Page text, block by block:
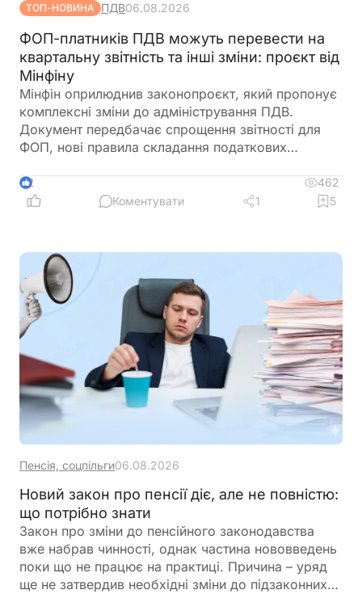
ТОП-НОВИНА ПДВ06.08.2026
ФОП-платників ПДВ можуть перевести на
квартальну звітність та інші зміни: проєкт від
Мінфіну
Мінфін оприлюднив законопроєкт, який пропонує
комплексні зміни до адміністрування ПДВ.
Документ передбачає спрощення звітності для
ФОП, нові правила складання податкових
бюджетного відшкодування та запровадження
квартального звітного періоду для підприємців –
2
462
Коментувати
1 5
Пенсія, соцпільги06.08.2026
Новий закон про пенсії діє, але не повністю:
що потрібно знати
Закон про зміни до пенсійного законодавства
вже набрав чинності, однак частина нововведень
поки що не працює на практиці. Причина – уряд
ще не затвердив необхідні зміни до підзаконних